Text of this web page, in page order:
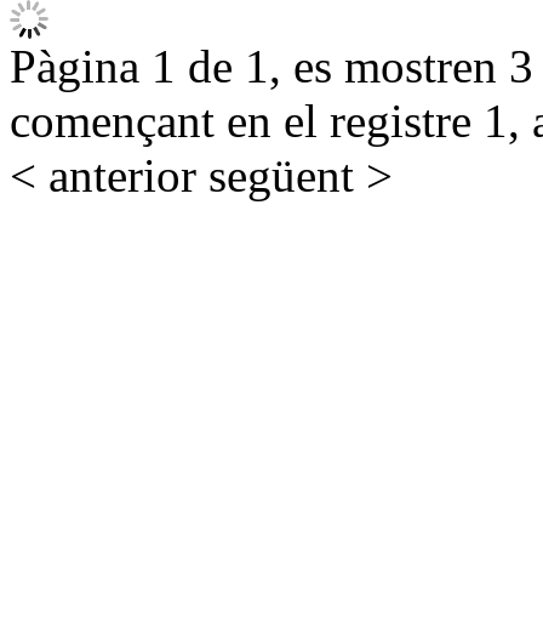
Pàgina 1 de 1, es mostren
començant en el registre 1,
< anterior següent >